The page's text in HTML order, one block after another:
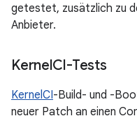
getestet, zusätzlich zu
Anbieter.
KernelCI-Tests
KernelCI-Build- und -
neuer Patch an einen